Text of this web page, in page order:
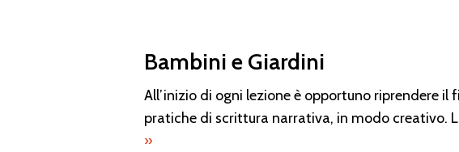
Bambini e Giardini
All’inizio di ogni lezione è opportuno riprendere
pratiche di scrittura narrativa, in modo creativo.
»